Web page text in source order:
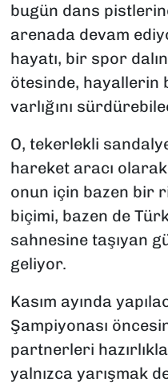
bugün dans
arenada devam
hayatı, bir spor
ötesinde, hayallerin
varlığını
O, tekerlekli
hareket aracı
onun için bazen bir
biçimi, bazen de
sahnesine taşıyan
geliyor.
Kasım ayında
Şampiyonası
partnerleri
yalnızca yarışmak